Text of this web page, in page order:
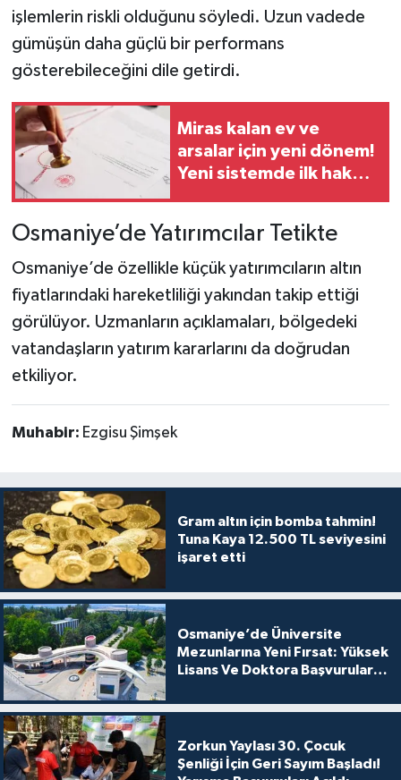
işlemlerin riskli olduğunu söyledi. Uzun vadede
gümüşün daha güçlü bir performans
gösterebileceğini dile getirdi.
Miras kalan ev ve
arsalar için yeni dönem!
Yeni sistemde ilk hak
Osmaniye’de Yatırımcılar Tetikte
Osmaniye’de özellikle küçük yatırımcıların altın
fiyatlarındaki hareketliliği yakından takip ettiği
görülüyor. Uzmanların açıklamaları, bölgedeki
vatandaşların yatırım kararlarını da doğrudan
etkiliyor.
Muhabir: Ezgisu Şimşek
Gram altın için bomba tahmin!
Tuna Kaya 12.500 TL seviyesini
işaret etti
Osmaniye’de Üniversite
Mezunlarına Yeni Fırsat: Yüksek
Lisans Ve Doktora Başvuruları
Zorkun Yaylası 30. Çocuk
Şenliği İçin Geri Sayım Başladı!